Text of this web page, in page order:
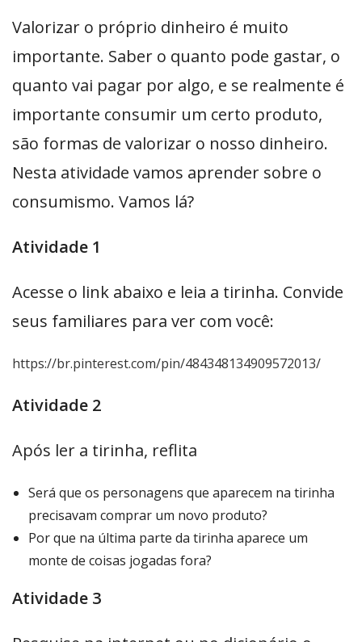
Valorizar o próprio dinheiro é muito
importante. Saber o quanto pode gastar, o
quanto vai pagar por algo, e se realmente é
importante consumir um certo produto,
são formas de valorizar o nosso dinheiro.
Nesta atividade vamos aprender sobre o
consumismo. Vamos lá?
Atividade 1
Acesse o link abaixo e leia a tirinha. Convide
seus familiares para ver com você:
https://br.pinterest.com/pin/484348134909572013/
Atividade 2
Após ler a tirinha, reflita
Será que os personagens que aparecem na tirinha
precisavam comprar um novo produto?
Por que na última parte da tirinha aparece um
monte de coisas jogadas fora?
Atividade 3